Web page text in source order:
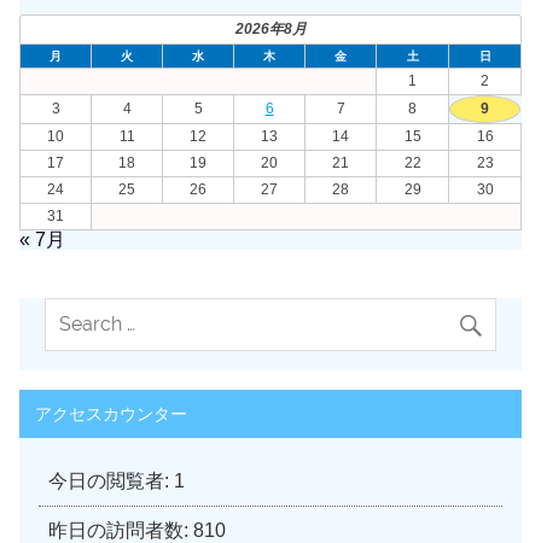
2026年8月
月 火 水 木 金 土 日
1
2
3
4 5 6 7 8
9
10
11 12 13 14 15
16
17
18 19 20 21 22
23
24
25 26 27 28 29
30
31
« 7月
アクセスカウンター
今日の閲覧者: 1
昨日の訪問者数: 810